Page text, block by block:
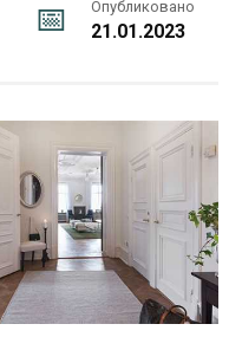
Опубликовано
21.01.2023